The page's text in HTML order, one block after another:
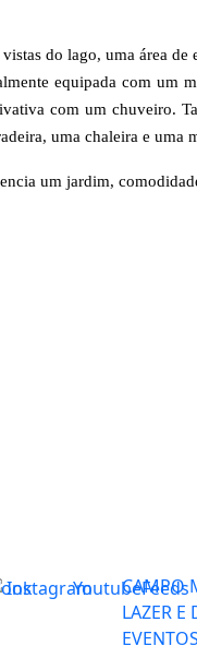
do lago, uma área de
equipada com um
com um chuveiro.
uma chaleira e uma
um jardim,
CAMPO
LAZER E
EVENTOS